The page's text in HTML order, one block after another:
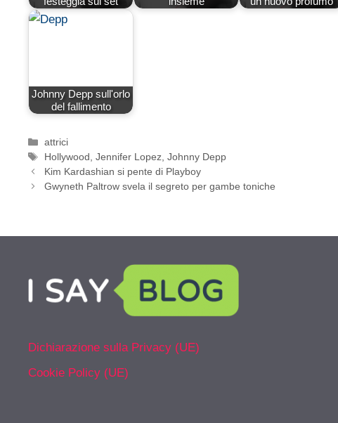
Johnny Depp sull'orlo
del fallimento
Categorie
attrici
Tag
Hollywood,Jennifer Lopez,Johnny Depp
Kim Kardashian si pente di Playboy
Gwyneth Paltrow svela il segreto per gambe toniche
Dichiarazione sulla Privacy (UE)
Cookie Policy (UE)